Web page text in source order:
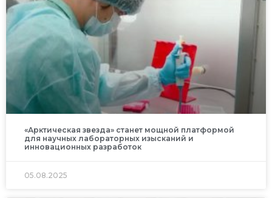
«Арктическая звезда» станет мощной платформой
для научных лабораторных изысканий и
инновационных разработок
05.08.2025